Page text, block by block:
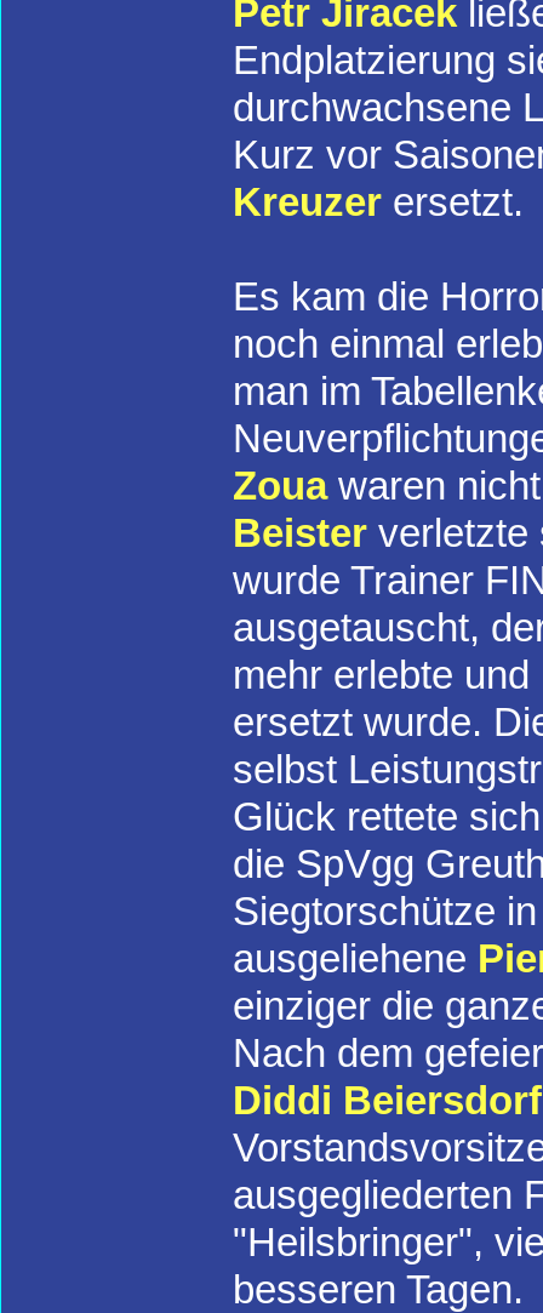
Petr Jiracek
Endplatzierung
durchwachsene
Kurz vor
Kreuzer ersetzt.
Es kam die
noch einmal
man im
Zouawaren
Beister verletzte
wurde Trainer
ausgetauscht,
mehr erlebte
ersetzt wurde.
selbst
Glück rettete
die SpVgg
Siegtorschütze
ausgeliehene
einziger die
Nach dem
Diddi
ausgegliederten
"Heilsbringer",
besseren Tagen.